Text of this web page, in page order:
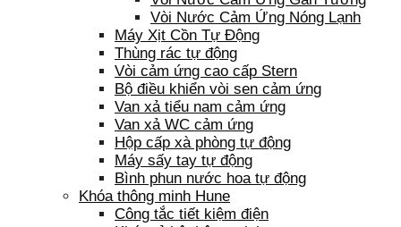
Vòi Nước Cảm Ứng Nóng Lạnh
Máy Xịt Cồn Tự Động
Thùng rác tự động
Vòi cảm ứng cao cấp Stern
Bộ điều khiển vòi sen cảm ứng
Van xả tiểu nam cảm ứng
Van xả WC cảm ứng
Hộp cấp xà phòng tự động
Máy sấy tay tự động
Bình phun nước hoa tự động
Khóa thông minh Hune
Công tắc tiết kiệm điện